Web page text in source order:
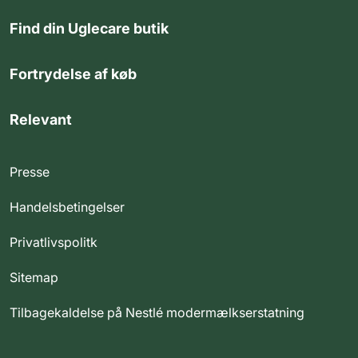
Find din Uglecare butik
Fortrydelse af køb
Relevant
Presse
Handelsbetingelser
Privatlivspolitk
Sitemap
Tilbagekaldelse på Nestlé modermælkserstatning